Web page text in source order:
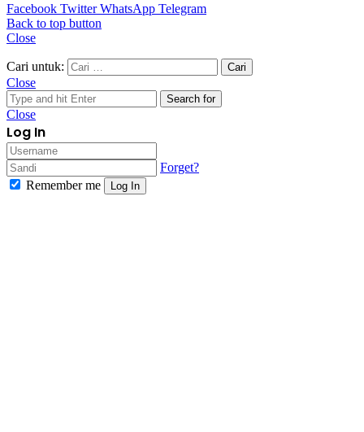
Facebook Twitter WhatsApp Telegram
Back to top button
Close
Cari untuk:
Close
Search for
Close
Log In
Forget?
Remember me
Log In